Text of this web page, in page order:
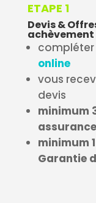
ETAPE 1
Devis &
achèvement
compléter
online
vous
devis
minimum
minimum
Garantie